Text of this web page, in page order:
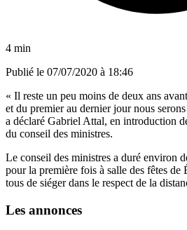
4 min
Publié le 07/07/2020 à 18:46
« Il reste un peu moins de deux ans
et du premier au dernier jour nous
a déclaré Gabriel Attal, en introduction
du conseil des ministres.
Le conseil des ministres a duré environ
pour la première fois à salle des fêtes de
tous de siéger dans le respect de la
Les annonces